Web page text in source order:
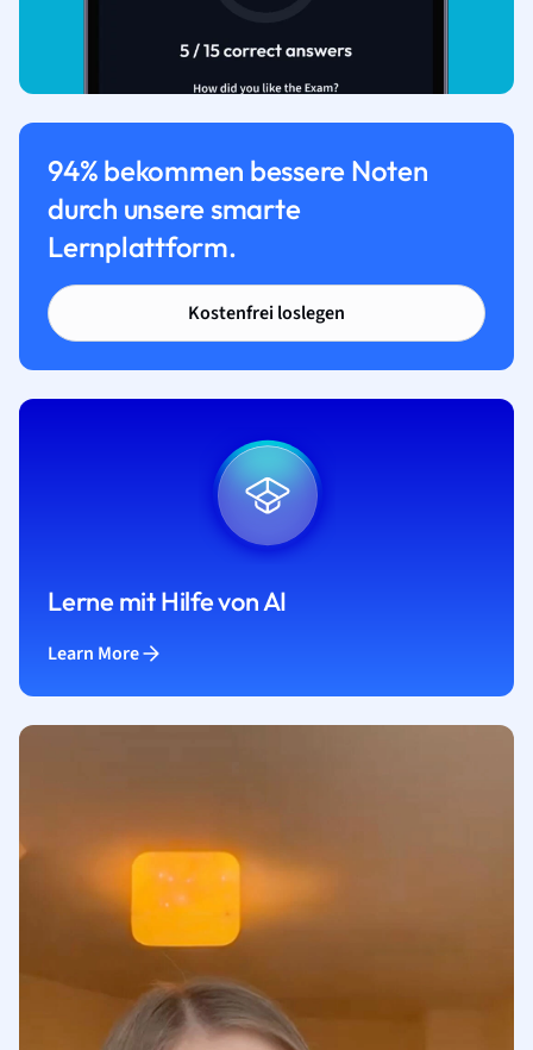
94% bekommen bessere Noten
durch unsere smarte
Lernplattform.
Kostenfrei loslegen
Lerne mit Hilfe von AI
Learn More